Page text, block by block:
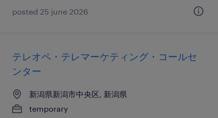
posted 25 june 2026
テレオペ・テレマーケティング・コールセ
ンター
新潟県新潟市中央区, 新潟県
temporary